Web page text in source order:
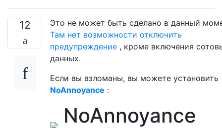
12
Это не может быть сделано в данный
Там нет возможности отключить
предупреждение , кроме включения
данных.
Если вы взломаны, вы можете установить
NoAnnoyance :
NoAnnoyance